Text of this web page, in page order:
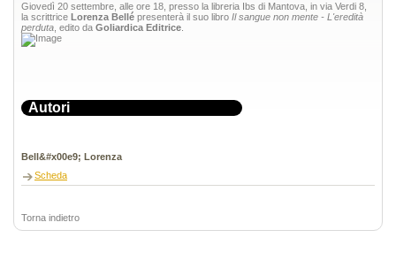
Giovedì 20 settembre, alle ore 18, presso la libreria Ibs di Mantova, in via Verdi 8,
la scrittrice Lorenza Bellé presenterà il suo libro Il sangue non mente - L'eredità
perduta , edito da Goliardica Editrice
Autori
Bell&#x00e9; Lorenza
Scheda
Torna indietro